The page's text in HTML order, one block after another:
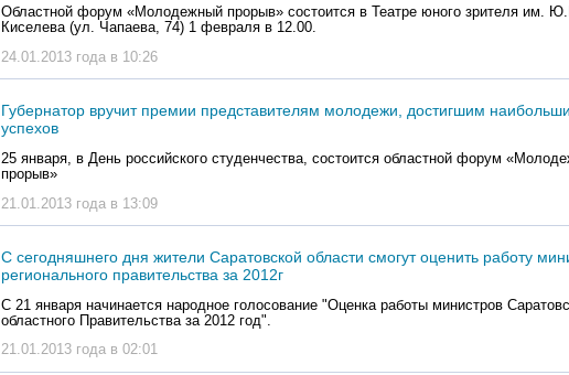
Областной форум «Молодежный прорыв» состоится в Театре юного зрителя им.
Киселева (ул. Чапаева, 74) 1 февраля в 12.00.
24.01.2013 года в 10:26
Губернатор вручит премии представителям молодежи, достигшим
успехов
25 января, в День российского студенчества, состоится областной форум
прорыв»
21.01.2013 года в 13:09
С сегодняшнего дня жители Саратовской области смогут оценить работу
регионального правительства за 2012г
С 21 января начинается народное голосование "Оценка работы министров
областного Правительства за 2012 год".
21.01.2013 года в 02:01